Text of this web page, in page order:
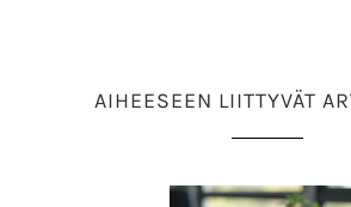
AIHEESEEN LIITTYVÄT